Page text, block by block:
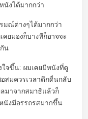
นังได้มากกว่า
มณ์ต่างๆได้มากกว่า
คยมองก็บางทีก็อาจจะ
น
ใจขึ้น: ผมเคยมีหนังที่ดู
สมควรเวลาดึกดื่นกลับ
มาจากสมาธิแล้วก็
นังมีอรรถรสมากขึ้น